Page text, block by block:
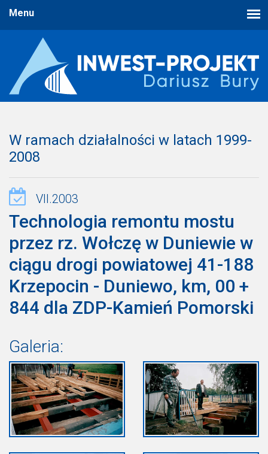
W ramach działalności w latach 1999-
2008
VII.2003
Technologia remontu mostu
przez rz. Wołczę w Duniewie w
ciągu drogi powiatowej 41-188
Krzepocin - Duniewo, km, 00 +
844 dla ZDP-Kamień Pomorski
Galeria: